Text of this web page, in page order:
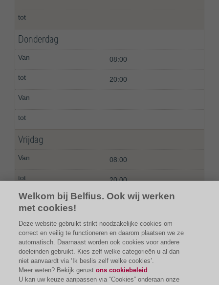
Donderdag
08:00
20:00
Vrijdag
08:00
20:00
Welkom bij Belfius. Ook wij werken
met cookies!
Deze website gebruikt strikt noodzakelijke cookies om
correct en veilig te functioneren en daarom plaatsen we ze
automatisch. Daarnaast worden ook cookies voor andere
doeleinden gebruikt. Kies zelf welke categorieën u al dan
niet aanvaardt via ‘Ik beslis zelf welke cookies’.
Meer weten? Bekijk gerustons cookiebeleid .
U kan uw keuze aanpassen via “Cookies” onderaan onze